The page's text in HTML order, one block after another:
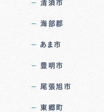
清須市
海部郡
あま市
豊明市
尾張旭市
東郷町